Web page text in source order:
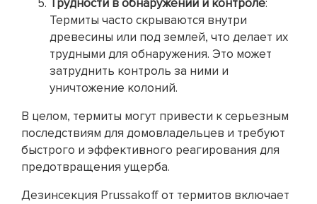
Трудности в обнаружении и контроле:
Термиты часто скрываются внутри
древесины или под землей, что делает их
трудными для обнаружения. Это может
затруднить контроль за ними и
уничтожение колоний.
В целом, термиты могут привести к серьезным
последствиям для домовладельцев и требуют
быстрого и эффективного реагирования для
предотвращения ущерба.
Дезинсекция Prussakoff от термитов включает